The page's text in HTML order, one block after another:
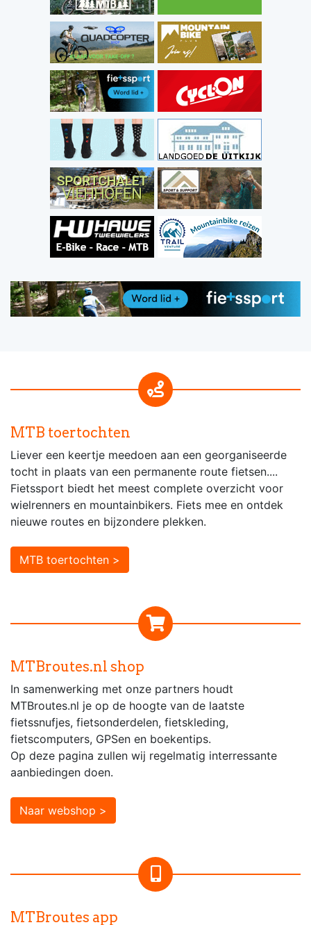
MTB toertochten
Liever een keertje meedoen aan een georganiseerde
tocht in plaats van een permanente route fietsen....
Fietssport biedt het meest complete overzicht voor
wielrenners en mountainbikers. Fiets mee en ontdek
nieuwe routes en bijzondere plekken.
MTB toertochten >
MTBroutes.nl shop
In samenwerking met onze partners houdt
MTBroutes.nl je op de hoogte van de laatste
fietssnufjes, fietsonderdelen, fietskleding,
fietscomputers, GPSen en boekentips.
Op deze pagina zullen wij regelmatig interressante
aanbiedingen doen.
Naar webshop >
MTBroutes app